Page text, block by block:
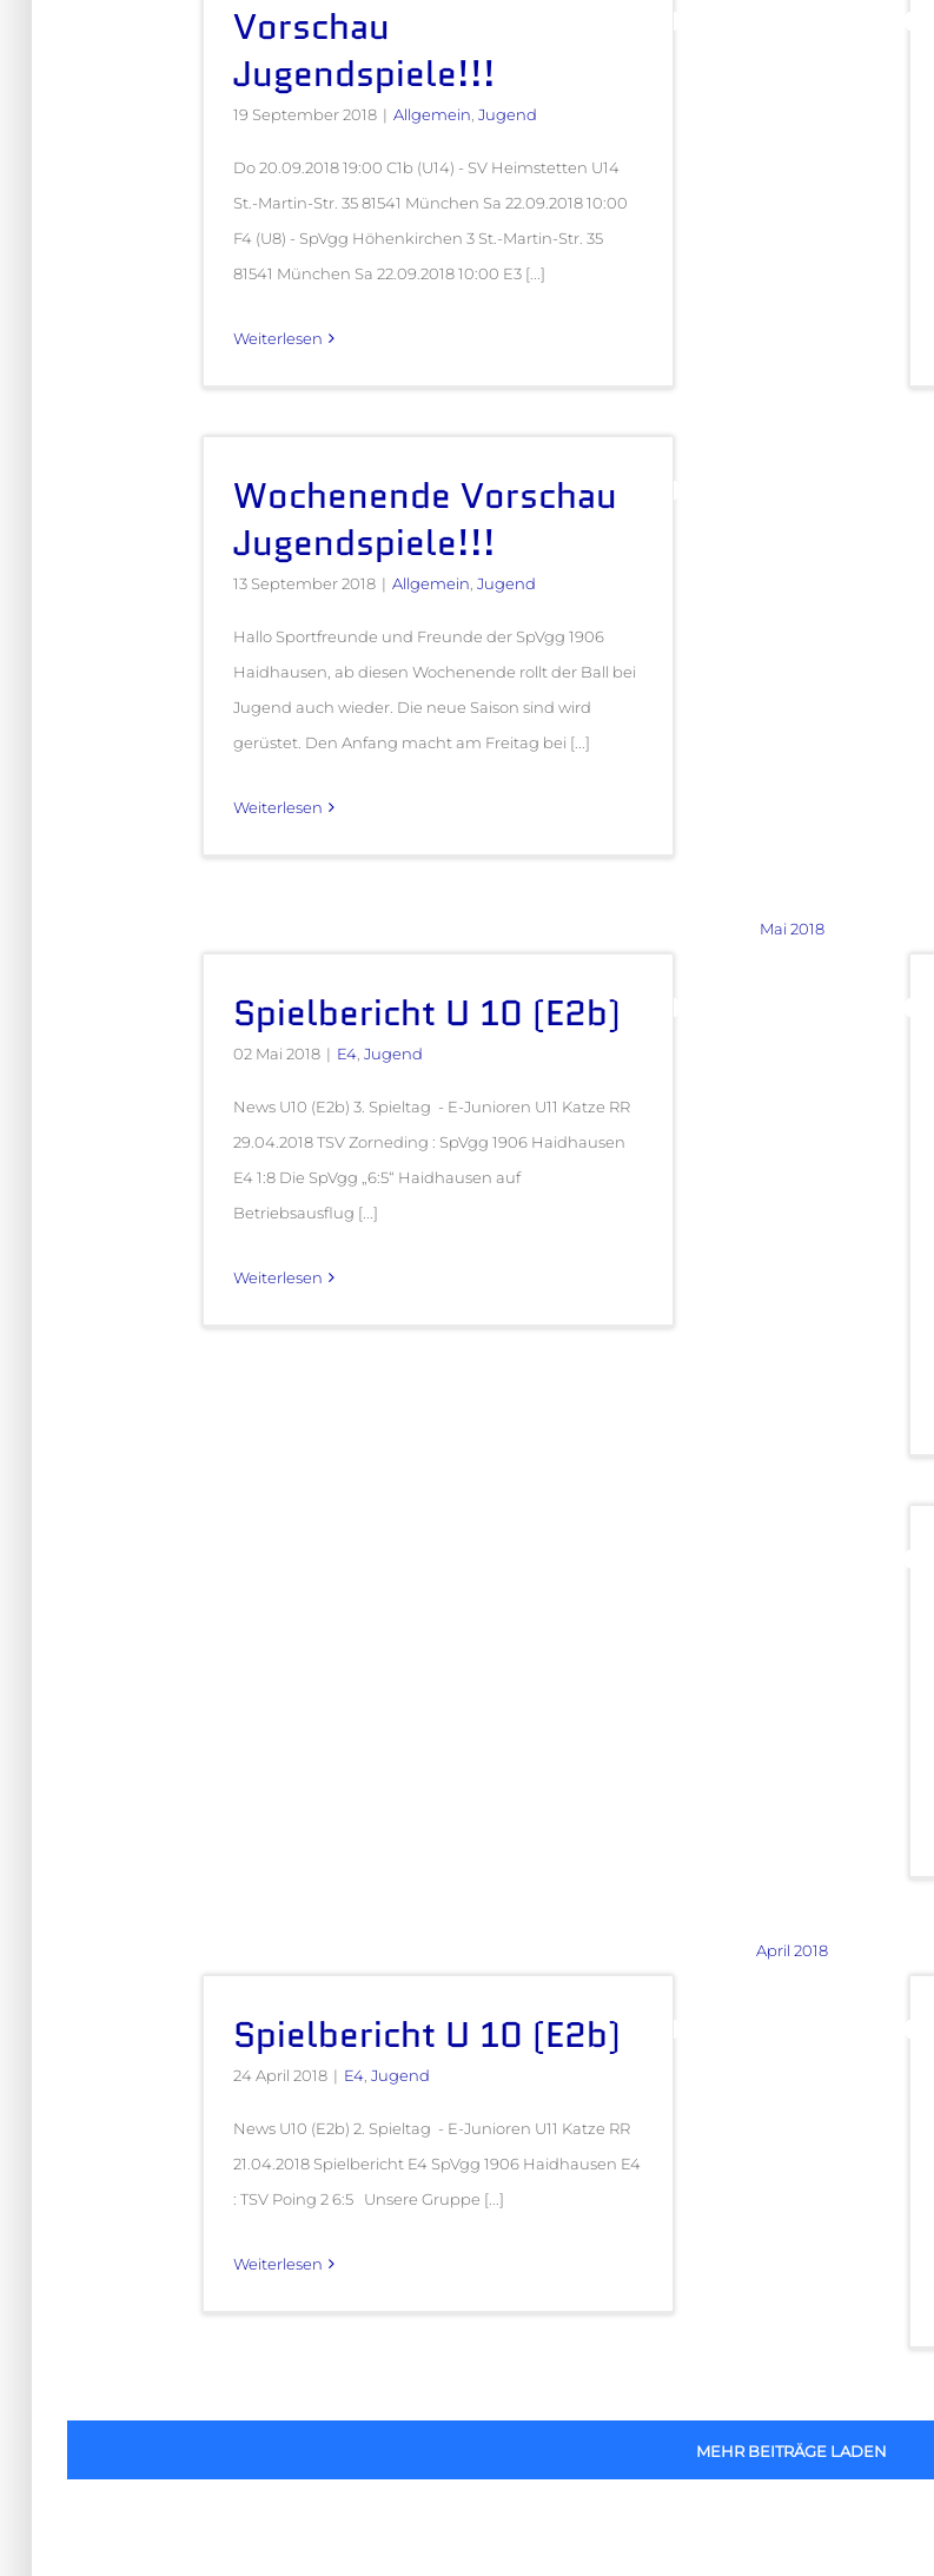
Vorschau
Jugendspiele!!!
19 September 2018 | Allgemein, Jugend
Do 20.09.2018 19:00 C1b (U14) - SV Heimstetten U14
St.-Martin-Str. 35 81541 München Sa 22.09.2018 10:00
F4 (U8) - SpVgg Höhenkirchen 3 St.-Martin-Str. 35
81541 München Sa 22.09.2018 10:00 E3 [...]
Weiterlesen
Wochenende Vorschau
Jugendspiele!!!
13 September 2018 | Allgemein, Jugend
Hallo Sportfreunde und Freunde der SpVgg 1906
Haidhausen, ab diesen Wochenende rollt der Ball bei
Jugend auch wieder. Die neue Saison sind wird
gerüstet. Den Anfang macht am Freitag bei [...]
Weiterlesen
Mai 2018
Spielbericht U 10 (E2b)
02 Mai 2018 | E4, Jugend
News U10 (E2b) 3. Spieltag - E-Junioren U11 Katze RR
29.04.2018 TSV Zorneding : SpVgg 1906 Haidhausen
E4 1:8 Die SpVgg „6:5“ Haidhausen auf
Betriebsausflug [...]
Weiterlesen
April 2018
Spielbericht U 10 (E2b)
24 April 2018 | E4, Jugend
News U10 (E2b) 2. Spieltag - E-Junioren U11 Katze RR
21.04.2018 Spielbericht E4 SpVgg 1906 Haidhausen E4
: TSV Poing 2 6:5 Unsere Gruppe [...]
Weiterlesen
MEHR BEITRÄGE LADEN